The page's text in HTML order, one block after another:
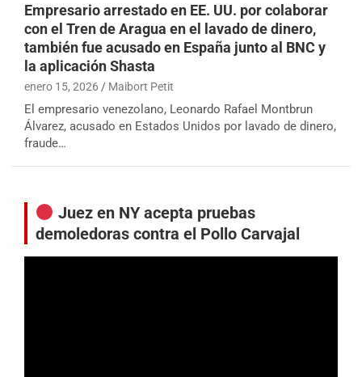
Empresario arrestado en EE. UU. por colaborar
con el Tren de Aragua en el lavado de dinero,
también fue acusado en España junto al BNC y
la aplicación Shasta
enero 15, 2026 Maibort Petit
El empresario venezolano, Leonardo Rafael Montbrun
Álvarez, acusado en Estados Unidos por lavado de dinero,
fraude…
Juez en NY acepta pruebas
demoledoras contra el Pollo Carvajal